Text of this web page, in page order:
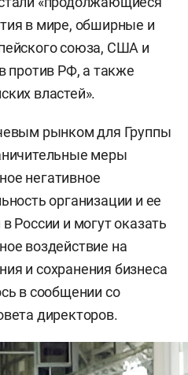
в мире, обширные и
союза, США и
против РФ, а также
властей».
рынком для Группы
меры
негативное
организации и ее
России и могут оказать
воздействие на
и сохранения бизнеса
в сообщении со
директоров.